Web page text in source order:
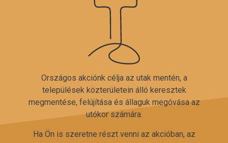
Országos akciónk célja az utak mentén, a
települések közterületein álló keresztek
megmentése, felújítása és állaguk megóvása az
utókor számára.
Ha Ön is szeretne részt venni az akcióban, az